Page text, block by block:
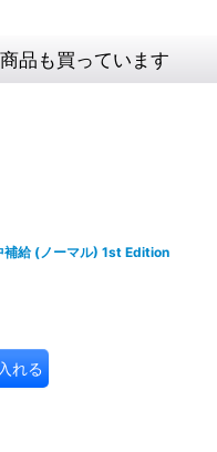
品も買っています
給 (ノーマル) 1st Edition
れる